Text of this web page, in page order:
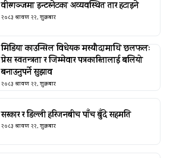
वीरगञ्जमा इन्टरनेटका अव्यवस्थित तार हटाइने
२०८३ श्रावण २२, शुक्रबार
मिडिया काउन्सिल विधेयक मस्यौदामाथि छलफलः
प्रेस स्वतन्त्रता र जिम्मेवार पत्रकारितालाई बलियो
बनाउनुपर्ने सुझाव
२०८३ श्रावण २२, शुक्रबार
सरकार र डिल्ली हरिजनबीच पाँच बुँदे सहमति
२०८३ श्रावण २२, शुक्रबार